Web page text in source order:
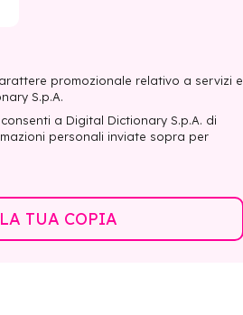
promozionale relativo a servizi e
S.p.A.
a Digital Dictionary S.p.A. di
personali inviate sopra per